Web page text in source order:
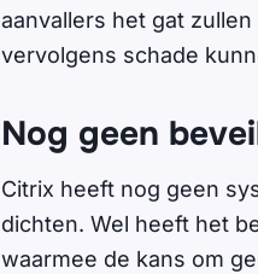
aanvallers het gat
vervolgens schade
Nog geen
Citrix heeft nog geen
dichten. Wel heeft het
waarmee de kans om